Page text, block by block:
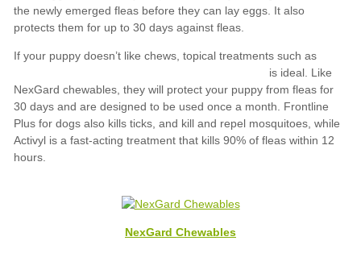
NexGard Chewables